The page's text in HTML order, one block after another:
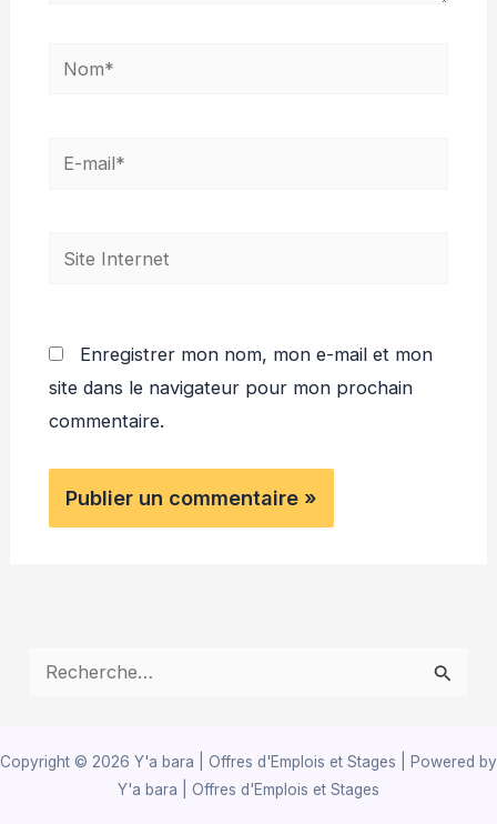
Nom*
E-
Site
Enregistrer mon nom, mon e-mail et mon
site dans le navigateur pour mon prochain
commentaire.
h
Copyright © 2026 Y'a bara | Offres d'Emplois et Stages | Powered by
Y'a bara | Offres d'Emplois et Stages